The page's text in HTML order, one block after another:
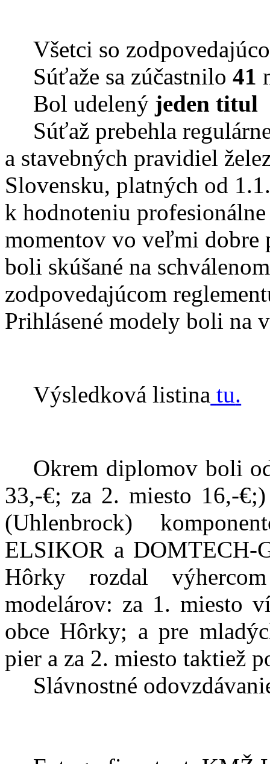
Všetci so
Súťaže sa zúčastnilo41
Bol udelený jeden titul
Súťaž prebehla
a stavebných pravidiel
Slovensku, platných od
k hodnoteniu
momentov vo veľmi dobre
boli skúšané na
zodpovedajúcom
Prihlásené modely boli na
Výsledková listina tu.
Okrem diplomov boli
33,-€; za 2. miesto 16,-
(Uhlenbrock)
ELSIKOR a DOMTECH-
Hôrky rozdal
modelárov: za 1. miesto
obce Hôrky; a pre
pier a za 2. miesto taktiež
Slávnostné